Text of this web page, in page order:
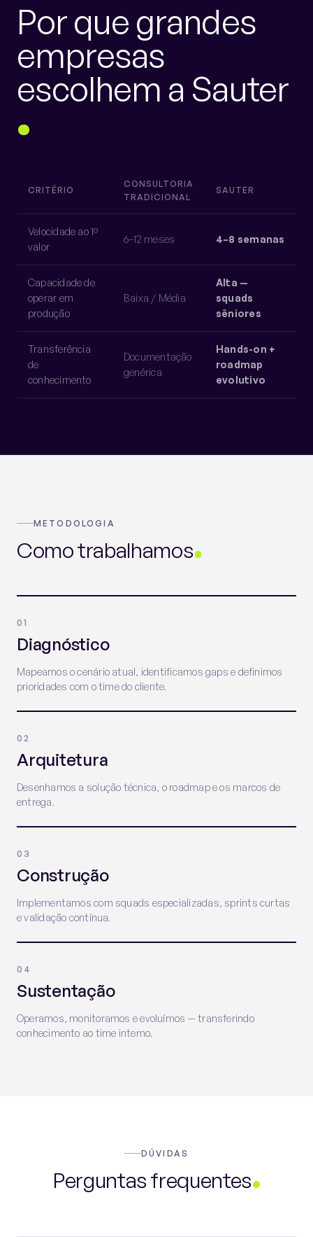
Por que grandes
empresas
escolhem a Sauter
CRITÉRIO
CONSULTORIA
TRADICIONAL
SAUTER
Velocidade ao 1º
valor
6–12 meses 4–8 semanas
Capacidade de
operar em
produção
Baixa / Média
Alta —
squads
sêniores
Transferência
de
conhecimento
Documentação
genérica
Hands-on +
roadmap
evolutivo
METODOLOGIA
Como trabalhamos
01
Diagnóstico
Mapeamos o cenário atual, identificamos gaps e definimos
prioridades com o time do cliente.
02
Arquitetura
Desenhamos a solução técnica, o roadmap e os marcos de
entrega.
03
Construção
Implementamos com squads especializadas, sprints curtas
e validação contínua.
04
Sustentação
Operamos, monitoramos e evoluímos — transferindo
conhecimento ao time interno.
DÚVIDAS
Perguntas frequentes